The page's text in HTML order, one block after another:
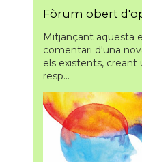
Fòrum obert
Mitjançant aquesta
comentari d'una
els existents,
resp...